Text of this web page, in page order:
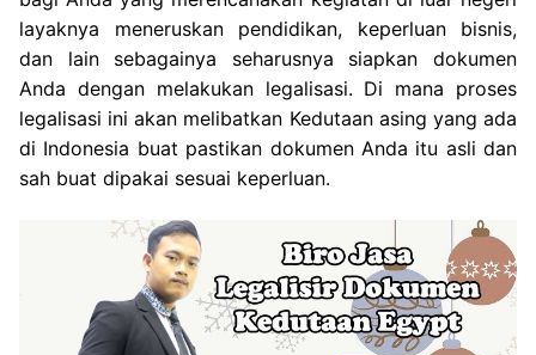
layaknya meneruskan pendidikan, keperluan bisnis,
dan lain sebagainya seharusnya siapkan dokumen
Anda dengan melakukan legalisasi. Di mana proses
legalisasi ini akan melibatkan Kedutaan asing yang ada
di Indonesia buat pastikan dokumen Anda itu asli dan
sah buat dipakai sesuai keperluan.